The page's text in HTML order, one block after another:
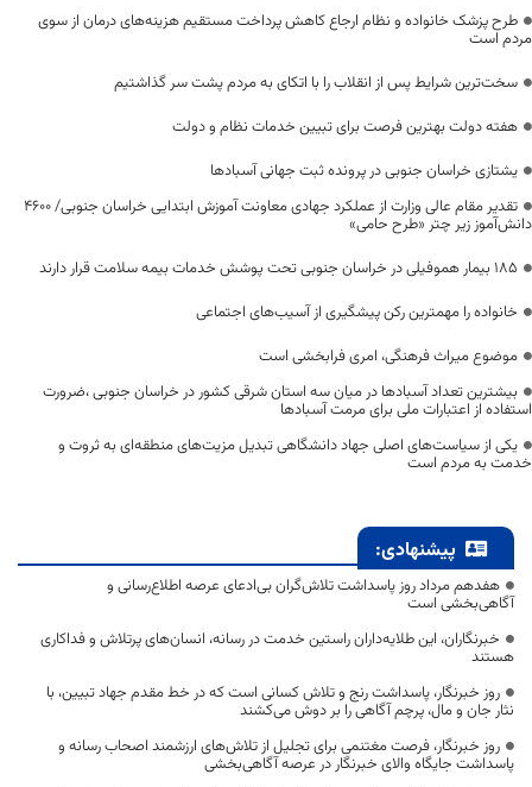
طرح پزشک خانواده و نظام ارجاع کاهش پرداخت مستقیم هزینه‌های درمان از سوی
مردم است
سخت‌ترین شرایط پس از انقلاب را با اتکای به مردم پشت سر گذاشتیم
هفته دولت بهترین فرصت برای تبیین خدمات نظام و دولت
یشتازی خراسان جنوبی در پرونده ثبت جهانی آسبادها
تقدیر مقام عالی وزارت از عملکرد جهادی معاونت آموزش ابتدایی خراسان جنوبی/ ۴۶۰۰
دانش‌آموز زیر چتر «طرح حامی»
۱۸۵ بیمار هموفیلی در خراسان جنوبی تحت پوشش خدمات بیمه سلامت قرار دارند
خانواده را مهمترین رکن پیشگیری از آسیب‌های اجتماعی
موضوع میراث فرهنگی، امری فرابخشی است
بیشترین تعداد آسبادها در میان سه استان شرقی کشور در خراسان جنوبی ،ضرورت
استفاده از اعتبارات ملی برای مرمت آسبادها
یکی از سیاست‌های اصلی جهاد دانشگاهی تبدیل مزیت‌های منطقه‌ای به ثروت و
خدمت به مردم است
پیشنهادی:
هفدهم مرداد روز پاسداشت تلاش‌گران بی‌ادعای عرصه اطلاع‌رسانی و
آگاهی‌بخشی است
خبرنگاران، این طلایه‌داران راستین خدمت در رسانه، انسان‌های پرتلاش و فداکاری
هستند
روز خبرنگار، پاسداشت رنج و تلاش کسانی است که در خط مقدم جهاد تبیین، با
نثار جان و مال، پرچم آگاهی را بر دوش می‌کشند
روز خبرنگار، فرصت مغتنمی برای تجلیل از تلاش‌های ارزشمند اصحاب رسانه و
پاسداشت جایگاه والای خبرنگار در عرصه آگاهی‌بخشی